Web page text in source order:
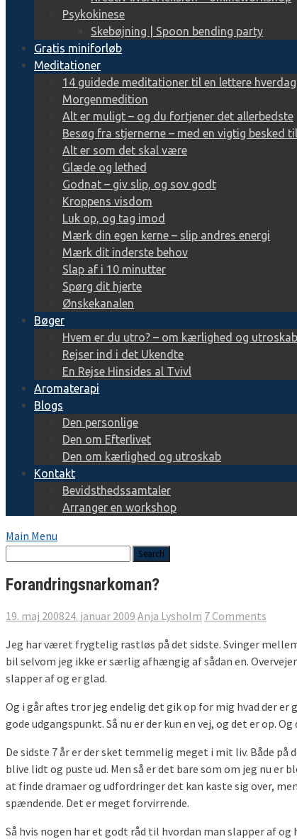
Psykokinese
Skebøjning | Spoon bending party
Gratis miniforløb
Meditationer
14 guidede meditationer til en lettere hverdag
Morgenmedition
Alt er muligt – og du fortjener det allerbedste
Besøg fra stjernerne – med en vigtig besked
Alt er som det skal være
Glæde og lethed
Godnat – giv slip, og sov godt
Kroppens visdom
Luk op, og tag imod
Mærk din egen kerne – slip andres energi
Mærk dit inderste behov
Slap af i 10 minutter
Spørg dit hjerte
Ønskekanalen
Bøger
Hvem er du utro? – om kærlighed og utroskab
Rejser ind i det Ukendte
En Rejse Hinsides al Tvivl
Aromaterapi
Blogs
Den personlige
Den om Efterlivet
Den om kærlighed og utroskab
Kontakt
Bevidsthedssamtaler
Arranger en workshop
Main Menu
Forandringsnarkoman?
19. maj 200824. januar 2009 Anja Lysholm 7 Comments
Jeg har været frygtelig rastløs på det sidste. Svinger
bil selvom jeg ikke er særlig afhængig af sådan en.
slapper af og er glad.
Og i går aftes tror jeg endelig det gik op for mig hvad der er
gode udgangspunkt. Så nu er der kun en vej, og det er op.
De sidste 7 år er der sket temmelig meget i mit liv. Både på
blive lidt og puste ud. Men så er det bare som om jeg nu
at finde dramaer og udfordringer det kan kaste sig over,
spændende. Det er meget forvirrende.
Så hvis nogen har et godt råd til hvordan man slapper af